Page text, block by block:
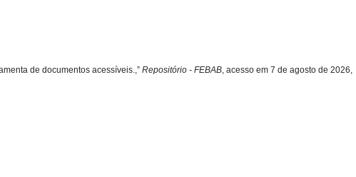
de documentos acessíveis.,”Repositório - FEBAB, acesso em 7 de agosto de 2026,